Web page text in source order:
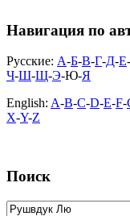
Навигация по
Русские: А-Б-В-Г-Д-Е
Ч-Ш-Щ-Э-Ю-Я
English: A-B-C-D-E-F-
X-Y-Z
Поиск